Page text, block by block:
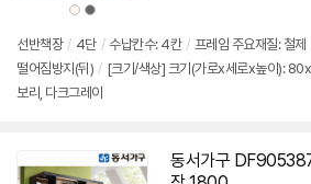
상
품
상
상
품
색
상
선반책장 / 4단 / 수납칸수: 4칸 / 프레임 주요재질: 철제
떨어짐방지(뒤) / [크기/색상] 크기(가로x세로x높이):
보리, 다크그레이
동서가구